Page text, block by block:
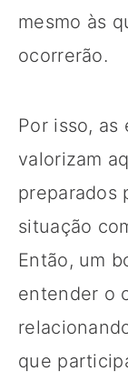
mesmo às
ocorrerão.
Por isso, as
valorizam
preparados
situação
Então, um
entender o
que